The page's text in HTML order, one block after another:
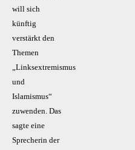
will sich
künftig
verstärkt den
Themen
„Linksextremismus
und
Islamismus“
zuwenden. Das
sagte eine
Sprecherin der